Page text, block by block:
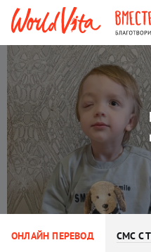
ОНЛАЙН ПЕРЕВОД СМС С